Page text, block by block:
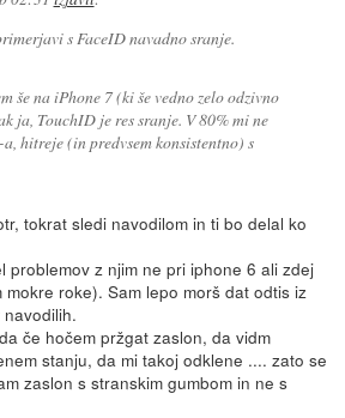
s FaceID navadno sranje.
še na iPhone 7 (ki še vedno zelo odzivno
ja, TouchID je res sranje. V 80% mi ne
hitreje (in predvsem konsistentno) s
tokrat sledi navodilom in ti bo delal ko
problemov z njim ne pri iphone 6 ali zdej
roke). Sam lepo morš dat odtis iz
če hočem pržgat zaslon, da vidm
stanju, da mi takoj odklene .... zato se
zaslon s stranskim gumbom in ne s